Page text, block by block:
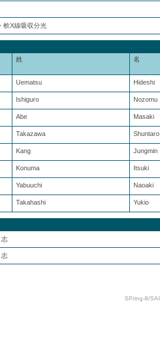
軟X線吸収分光
姓 名
Uematsu Hideshi
Ishiguro Nozomu
Abe Masaki
Takazawa Shuntaro
Kang Jungmin
Konuma Itsuki
Yabuuchi Naoaki
Takahashi Yukio
志
志
SPring-8/